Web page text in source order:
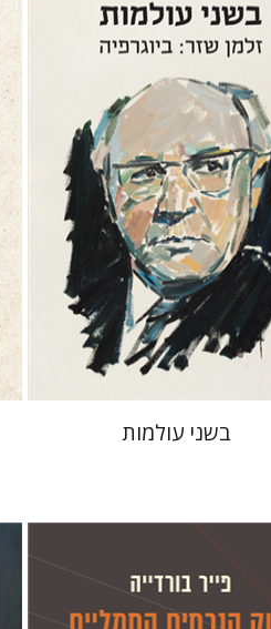
צבי יקותיאל
הנחת אתר ספר מודפס
$35
$32
בשני עולמות
פייר בורדייה
ז'יזל ספירו
אמוץ גלעדי
ז'יזל ספירו
אמוץ גלעדי